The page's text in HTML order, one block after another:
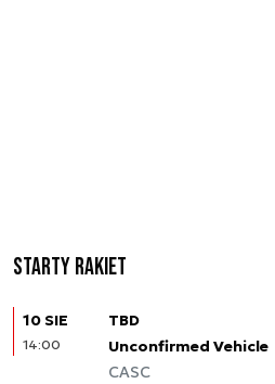
Starty rakiet
10 SIE
14:00
TBD
Unconfirmed Vehicle
CASC